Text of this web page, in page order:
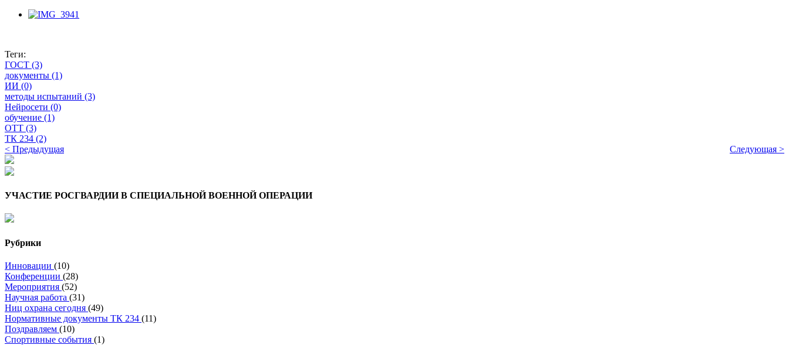
Теги:
ГОСТ (3)
документы (1)
ИИ (0)
методы испытаний (3)
Нейросети (0)
обучение (1)
ОТТ (3)
ТК 234 (2)
Навигация
по
< Предыдущая Следующая >
УЧАСТИЕ РОСГВАРДИИ В СПЕЦИАЛЬНОЙ ВОЕННОЙ ОПЕРАЦИИ
Рубрики
Инновации (10)
Конференции (28)
Мероприятия (52)
Научная работа (31)
Ниц охрана сегодня (49)
Нормативные документы ТК 234 (11)
Поздравляем (10)
Спортивные события (1)